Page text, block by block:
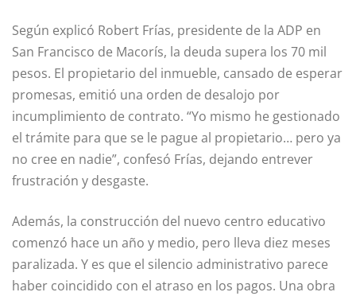
Según explicó Robert Frías, presidente de la ADP en
San Francisco de Macorís, la deuda supera los 70 mil
pesos. El propietario del inmueble, cansado de esperar
promesas, emitió una orden de desalojo por
incumplimiento de contrato. “Yo mismo he gestionado
el trámite para que se le pague al propietario… pero ya
no cree en nadie”, confesó Frías, dejando entrever
frustración y desgaste.
Además, la construcción del nuevo centro educativo
comenzó hace un año y medio, pero lleva diez meses
paralizada. Y es que el silencio administrativo parece
haber coincidido con el atraso en los pagos. Una obra